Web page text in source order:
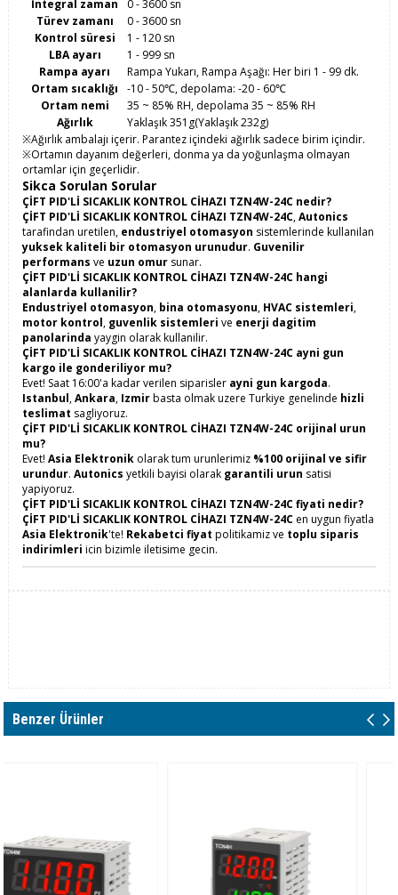
İntegral zaman
0 - 3600 sn
Türev zamanı
0 - 3600 sn
Kontrol süresi
1 - 120 sn
LBA ayarı
1 - 999 sn
Rampa ayarı
Rampa Yukarı, Rampa Aşağı: Her biri 1 - 99 dk.
Ortam sıcaklığı
-10 - 50℃, depolama: -20 - 60℃
Ortam nemi
35 ~ 85% RH, depolama 35 ~ 85% RH
Ağırlık
Yaklaşık 351g(Yaklaşık 232g)
※Ağırlık ambalajı içerir. Parantez içindeki ağırlık sadece birim içindir.
※Ortamın dayanım değerleri, donma ya da yoğunlaşma olmayan
ortamlar için geçerlidir.
Sikca Sorulan Sorular
ÇİFT PID'Lİ SICAKLIK KONTROL CİHAZI TZN4W-24C nedir?
ÇİFT PID'Lİ SICAKLIK KONTROL CİHAZI TZN4W-24C,Autonics
tarafindan uretilen, endustriyel otomasyon sistemlerinde kullanilan
yuksek kaliteli bir otomasyon urunudur. Guvenilir
performans ve uzun omur sunar.
ÇİFT PID'Lİ SICAKLIK KONTROL CİHAZI TZN4W-24C hangi
alanlarda kullanilir?
Endustriyel otomasyon, bina otomasyonu, HVAC sistemleri,
motor kontrol, guvenlik sistemleri ve enerji dagitim
panolarinda yaygin olarak kullanilir.
ÇİFT PID'Lİ SICAKLIK KONTROL CİHAZI TZN4W-24C ayni gun
kargo ile gonderiliyor mu?
Evet! Saat 16:00'a kadar verilen siparisler ayni gun kargoda.
Istanbul,Ankara, Izmirbasta olmak uzere Turkiye genelinde hizli
teslimat sagliyoruz.
ÇİFT PID'Lİ SICAKLIK KONTROL CİHAZI TZN4W-24C orijinal urun
mu?
Evet!Asia Elektronik olarak tum urunlerimiz %100 orijinal ve sifir
urundur.Autonics yetkili bayisi olarak garantili urun satisi
yapiyoruz.
ÇİFT PID'Lİ SICAKLIK KONTROL CİHAZI TZN4W-24C fiyati nedir?
ÇİFT PID'Lİ SICAKLIK KONTROL CİHAZI TZN4W-24C en uygun fiyatla
Asia Elektronik'te! Rekabetci fiyat politikamiz ve toplu siparis
indirimleri icin bizimle iletisime gecin.
Benzer Ürünler